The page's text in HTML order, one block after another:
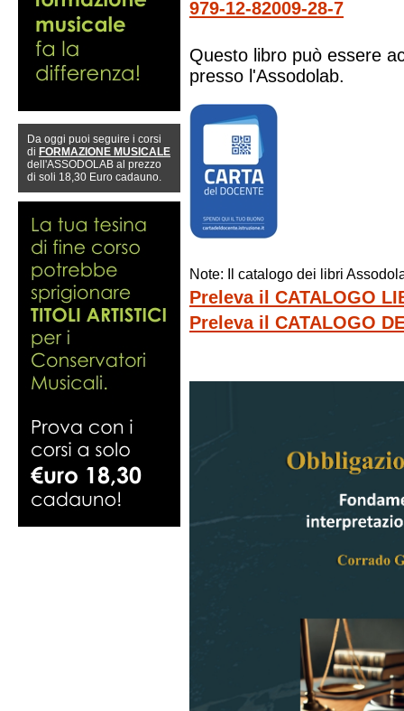
Da oggi puoi seguire i corsi
di FORMAZIONE MUSICALE
dell'ASSODOLAB al prezzo
di soli 18,30 Euro cadauno.
979-12-82009-28-7
Questo libro può essere
presso l'Assodolab.
Note: Il catalogo dei libri
Preleva il CATALOGO
Preleva il CATALOGO